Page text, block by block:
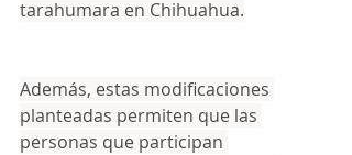
tarahumara en Chihuahua.
Además, estas modificaciones
planteadas permiten que las
personas que participan